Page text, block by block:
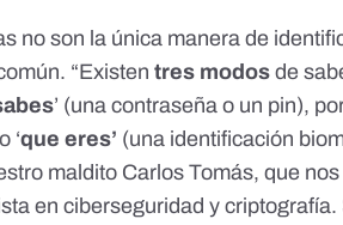
no son la única manera de
“Existentres modos de
’ (una contraseña o un pin),
‘que eres’ (una identificación
maldito Carlos Tomás, que
en ciberseguridad y